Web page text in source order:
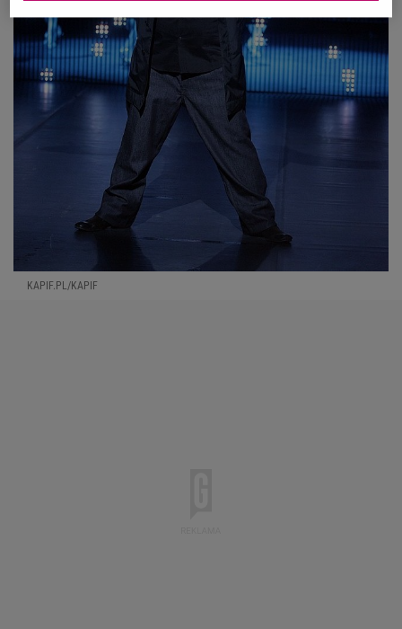
KAPIF.PL/KAPIF